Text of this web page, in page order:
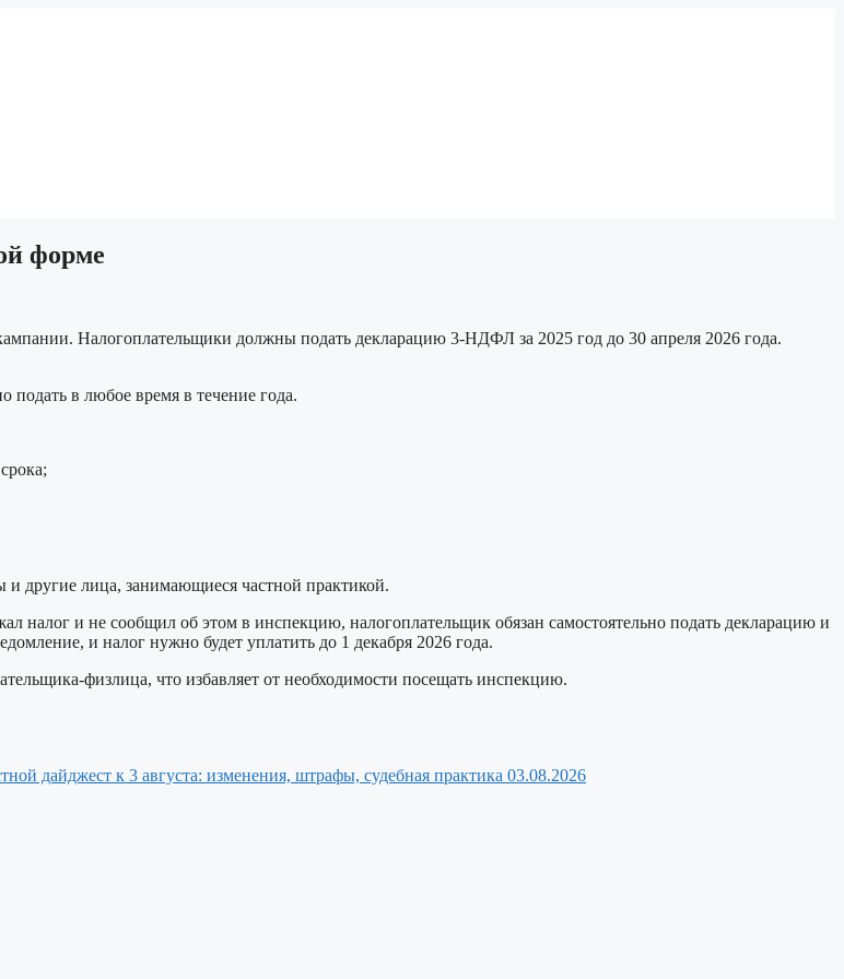
форме
Налогоплательщики должны подать декларацию 3-НДФЛ за 2025 год до 30 апреля 2026 года.
в любое время в течение года.
другие лица, занимающиеся частной практикой.
налог и не сообщил об этом в инспекцию, налогоплательщик обязан самостоятельно подать декларацию и
и налог нужно будет уплатить до 1 декабря 2026 года.
физлица, что избавляет от необходимости посещать инспекцию.
дайджест к 3 августа: изменения, штрафы, судебная практика 03.08.2026